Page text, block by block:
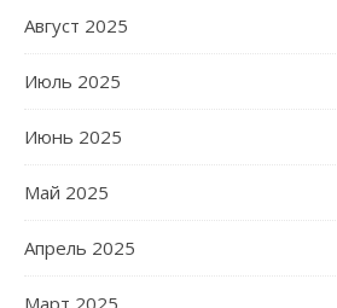
Август 2025
Июль 2025
Июнь 2025
Май 2025
Апрель 2025